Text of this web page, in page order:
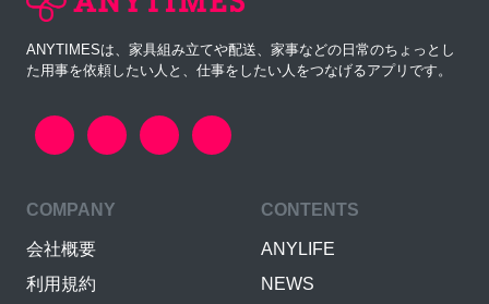
ANYTIMESは、家具組み立てや配送、家事などの日常のちょっとし
た用事を依頼したい人と、仕事をしたい人をつなげるアプリです。
COMPANY
会社概要
利用規約
CONTENTS
ANYLIFE
NEWS